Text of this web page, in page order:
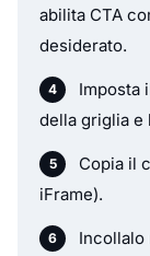
abilita CTA
desiderato.
Imposta
della griglia e
Copia il
iFrame).
Incollalo